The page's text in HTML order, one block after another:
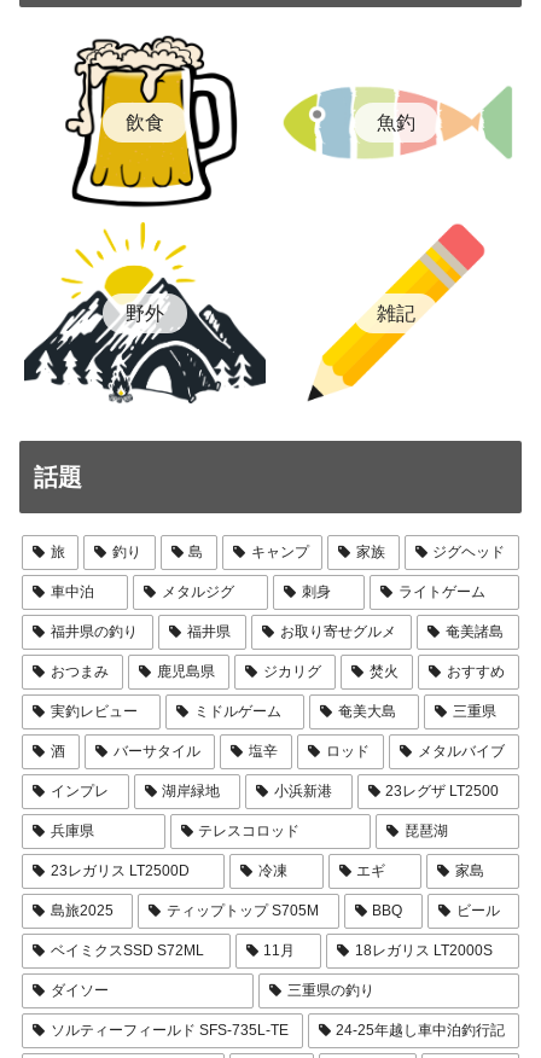
飲食 魚釣
野外 雑記
話題
旅 釣り 島 キャンプ 家族 ジグヘッド
車中泊 メタルジグ 刺身 ライトゲーム
福井県の釣り 福井県 お取り寄せグルメ 奄美諸島
おつまみ 鹿児島県 ジカリグ 焚火 おすすめ
実釣レビュー ミドルゲーム 奄美大島 三重県
酒 バーサタイル 塩辛 ロッド メタルバイブ
インプレ 湖岸緑地 小浜新港 23レグザ LT2500
兵庫県 テレスコロッド 琵琶湖
23レガリス LT2500D 冷凍 エギ 家島
島旅2025 ティップトップ S705M BBQ ビール
ベイミクスSSD S72ML 11月 18レガリス LT2000S
ダイソー 三重県の釣り
ソルティーフィールド SFS-735L-TE 24-25年越し車中泊釣行記